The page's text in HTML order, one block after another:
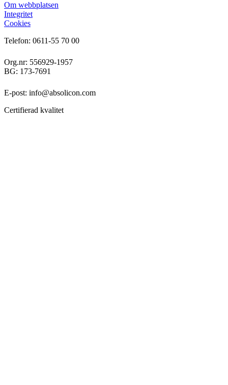
Om webbplatsen
Integritet
Cookies
Telefon: 0611-55 70 00
Org.nr: 556929-1957
BG: 173-7691
E-post: info@absolicon.com
Certifierad kvalitet